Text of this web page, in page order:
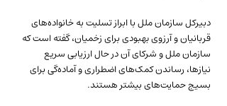
دبیرکل سازمان ملل با ابراز تسلیت به خانواده‌های
قربانیان و آرزوی بهبودی برای زخمیان، گفته است که
سازمان ملل و شرکای آن در حال ارزیابی سریع
نیازها، رساندن کمک‌های اضطراری و آماده‌گی برای
بسیج حمایت‌های بیشتر هستند.